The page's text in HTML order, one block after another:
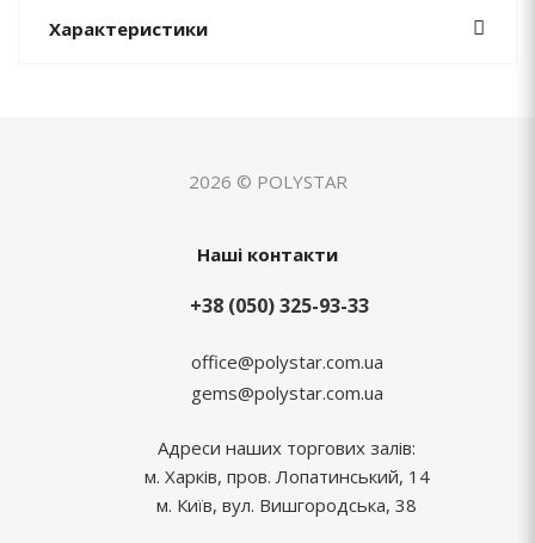
Характеристики
2026 © POLYSTAR
Наші контакти
+38 (050) 325-93-33
office@polystar.com.ua
gems@polystar.com.ua
Адреси наших торгових залів:
м. Харків, пров. Лопатинський, 14
м. Київ, вул. Вишгородська, 38